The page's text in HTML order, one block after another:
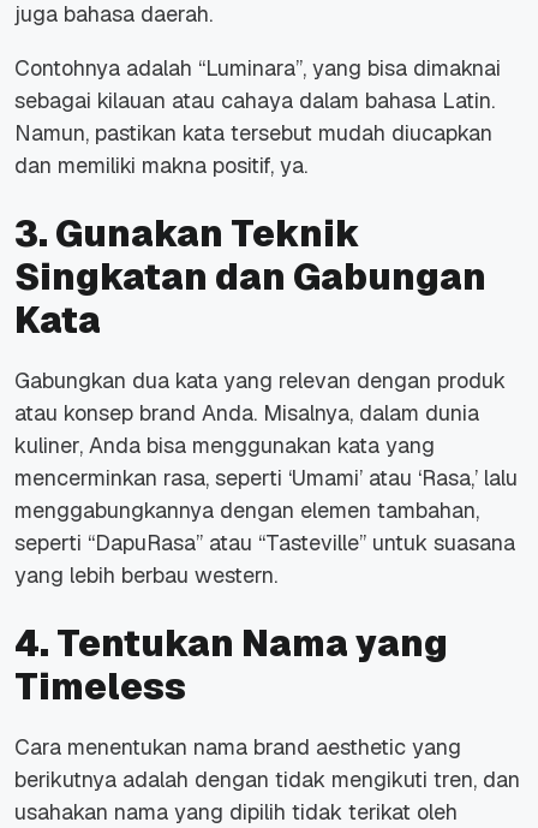
juga bahasa daerah.
Contohnya adalah “Luminara”, yang bisa dimaknai
sebagai kilauan atau cahaya dalam bahasa Latin.
Namun, pastikan kata tersebut mudah diucapkan
dan memiliki makna positif, ya.
3. Gunakan Teknik
Singkatan dan Gabungan
Kata
Gabungkan dua kata yang relevan dengan produk
atau konsep brand Anda. Misalnya, dalam dunia
kuliner, Anda bisa menggunakan kata yang
mencerminkan rasa, seperti ‘Umami’ atau ‘Rasa,’ lalu
menggabungkannya dengan elemen tambahan,
seperti “DapuRasa” atau “Tasteville” untuk suasana
yang lebih berbau western.
4. Tentukan Nama yang
Timeless
Cara menentukan nama brand aesthetic yang
berikutnya adalah dengan tidak mengikuti tren, dan
usahakan nama yang dipilih tidak terikat oleh